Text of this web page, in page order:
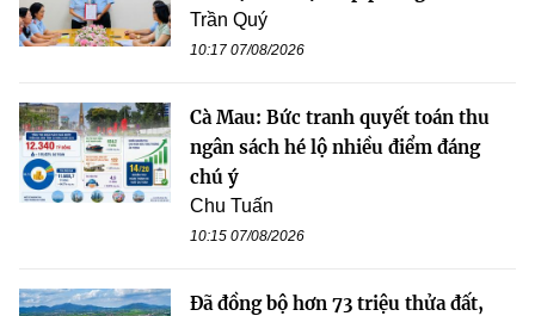
Trần Quý
10:17 07/08/2026
Cà Mau: Bức tranh quyết toán thu
ngân sách hé lộ nhiều điểm đáng
chú ý
Chu Tuấn
10:15 07/08/2026
Đã đồng bộ hơn 73 triệu thửa đất,